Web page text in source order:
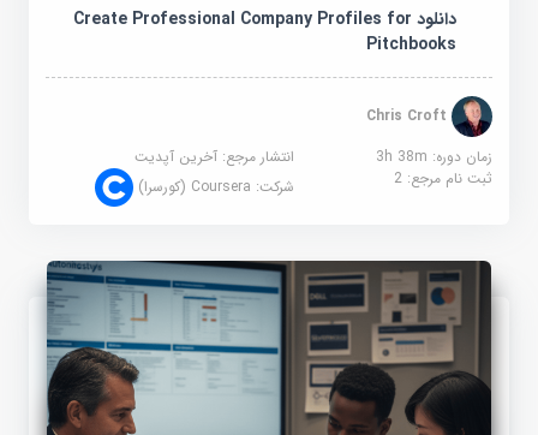
دانلود Create Professional Company Profiles for
Pitchbooks
Chris Croft
زمان دوره: 3h 38m
انتشار مرجع:آخرین آپدیت
ثبت نام مرجع:2 شرکت:Coursera (کورسرا)